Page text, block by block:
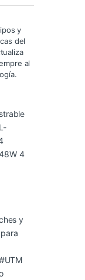
y
del
al
4
y